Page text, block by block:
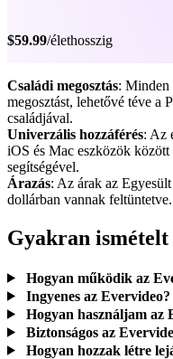
$59.99/élethosszig
Családi megosztás: Minden
megosztást, lehetővé téve a
családjával.
Univerzális hozzáférés: Az
iOS és Mac eszközök
segítségével.
Árazás: Az árak az
dollárban vannak
Gyakran ismételt
Hogyan működik az
Ingyenes az Evervideo?
Hogyan használjam az
Biztonságos az
Hogyan hozzak létre